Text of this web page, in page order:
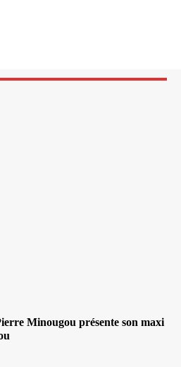
Minougou présente son maxi